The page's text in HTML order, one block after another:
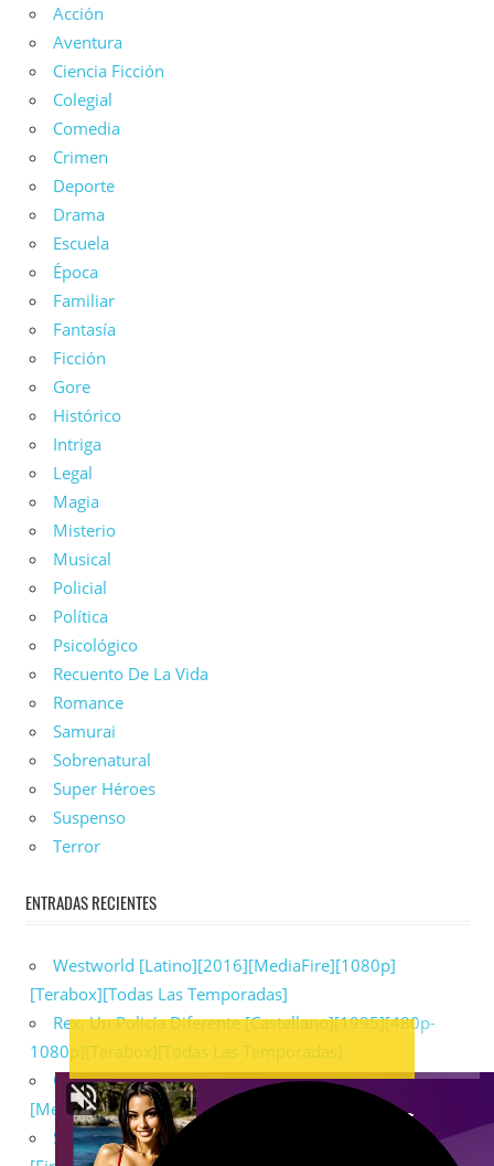
Acción
Aventura
Ciencia Ficción
Colegial
Comedia
Crimen
Deporte
Drama
Escuela
Época
Familiar
Fantasía
Ficción
Gore
Histórico
Intriga
Legal
Magia
Misterio
Musical
Policial
Política
Psicológico
Recuento De La Vida
Romance
Samurai
Sobrenatural
Super Héroes
Suspenso
Terror
ENTRADAS RECIENTES
Westworld [Latino][2016][MediaFire][1080p]
[Terabox][Todas Las Temporadas]
Rex, Un Policía Diferente [Castellano][1995][480p-
1080p][Terabox][Todas Las Temporadas]
Game Of Thrones [Latino][2011][Terabox][1080p]
[MediaFire][Todas Las Temporadas]
Supernatural [Latino][2015][Terabox][1080p]